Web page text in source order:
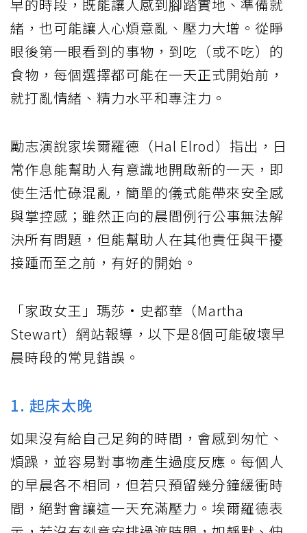
早的時段，既能讓人感到腳踏實地、準備就
緒，也可能讓人心煩意亂、壓力大增。從睜
眼後第一眼看到的事物，到吃（或不吃）的
食物，每個選擇都可能在一天正式開始前，
就打亂情緒、精力水平和專注力。
勵志演說家埃爾羅德（Hal Elrod）指出，日
常作息能幫助人有意識地開啟新的一天，即
使生活忙碌混亂，簡單的儀式能帶來安全感
與掌控感；雖然正向的晨間例行公事無法解
決所有問題，但能幫助人在其他責任與干擾
接踵而至之前，有好的開始。
「家政女王」瑪莎·史都華（Martha
Stewart）網站報導，以下是8個可能破壞早
晨時段的常見錯誤。
1. 起床太晚
如果沒有給自己足夠的時間，會感到匆忙、
煩躁，並容易對事物產生過度反應。每個人
的早晨各不相同，但若只預留幾分鐘緩衝時
間，絕對會讓這一天充滿壓力。埃爾羅德表